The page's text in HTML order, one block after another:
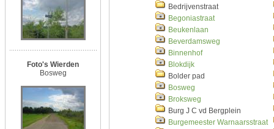
Foto's Wierden
Bosweg
Bedrijvenstraat
Begoniastraat
Beukenlaan
Beverdamsweg
Binnenhof
Blokdijk
Bolder pad
Bosweg
Broksweg
Burg J C vd Bergplein
Burgemeester Warnaarsstraat